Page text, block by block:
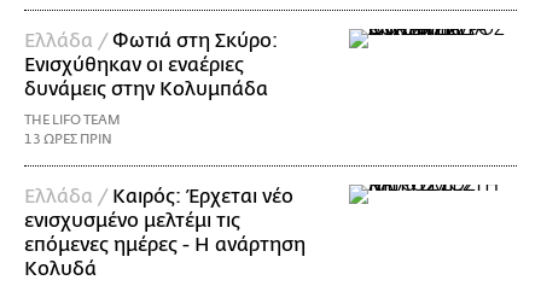
Ελλάδα /Φωτιά στη Σκύρο:
Ενισχύθηκαν οι εναέριες
δυνάμεις στην Κολυμπάδα
THE LIFO TEAM
13 ΩΡΕΣ ΠΡΙΝ
Ελλάδα / Καιρός: Έρχεται νέο
ενισχυσμένο μελτέμι τις
επόμενες ημέρες - Η ανάρτηση
Κολυδά